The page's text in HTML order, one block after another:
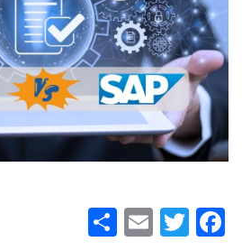
Facebook
Twitter
Email